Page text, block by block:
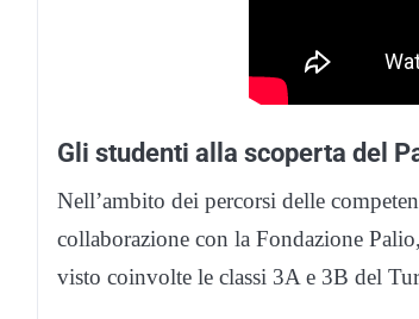
Gli studenti alla scoperta del
Nell’ambito dei percorsi delle
collaborazione con la Fondazione
visto coinvolte le classi 3A e 3B del